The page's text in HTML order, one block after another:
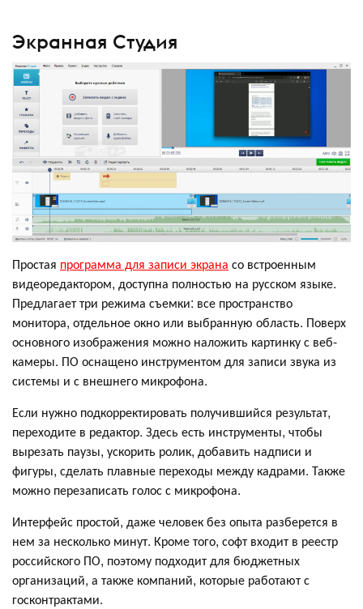
Экранная Студия
Простая программа для записи экрана со встроенным
видеоредактором, доступна полностью на русском языке.
Предлагает три режима съемки: все пространство
монитора, отдельное окно или выбранную область. Поверх
основного изображения можно наложить картинку с веб-
камеры. ПО оснащено инструментом для записи звука из
системы и с внешнего микрофона.
Если нужно подкорректировать получившийся результат,
переходите в редактор. Здесь есть инструменты, чтобы
вырезать паузы, ускорить ролик, добавить надписи и
фигуры, сделать плавные переходы между кадрами. Также
можно перезаписать голос с микрофона.
Интерфейс простой, даже человек без опыта разберется в
нем за несколько минут. Кроме того, софт входит в реестр
российского ПО, поэтому подходит для бюджетных
организаций, а также компаний, которые работают с
госконтрактами.